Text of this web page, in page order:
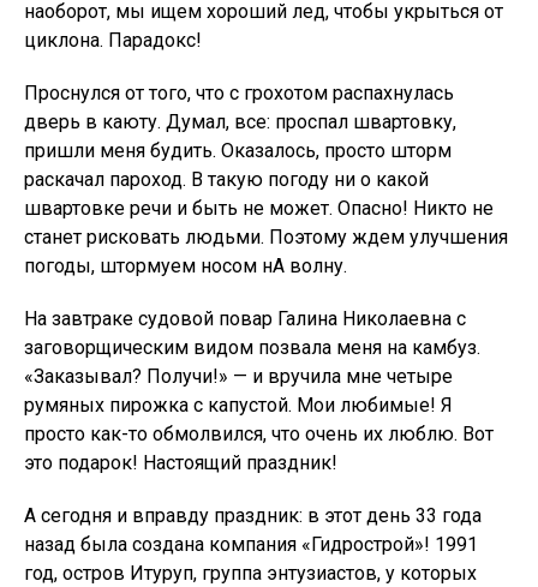
наоборот, мы ищем хороший лед, чтобы укрыться от
циклона. Парадокс!
Проснулся от того, что с грохотом распахнулась
дверь в каюту. Думал, все: проспал швартовку,
пришли меня будить. Оказалось, просто шторм
раскачал пароход. В такую погоду ни о какой
швартовке речи и быть не может. Опасно! Никто не
станет рисковать людьми. Поэтому ждем улучшения
погоды, штормуем носом нА волну.
На завтраке судовой повар Галина Николаевна с
заговорщическим видом позвала меня на камбуз.
«Заказывал? Получи!» — и вручила мне четыре
румяных пирожка с капустой. Мои любимые! Я
просто как-то обмолвился, что очень их люблю. Вот
это подарок! Настоящий праздник!
А сегодня и вправду праздник: в этот день 33 года
назад была создана компания «Гидрострой»! 1991
год, остров Итуруп, группа энтузиастов, у которых